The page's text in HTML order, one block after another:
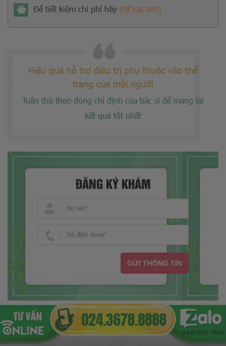
Để tiết kiệm chi phí hãy [ĐỂ LẠI SĐT]
Hiệu quả hỗ trợ điều trị phụ thuộc vào thể
trạng của mỗi người
Tuân thủ theo đúng chỉ định của bác sĩ để mang lại
kết quả tốt nhất
ĐĂNG KÝ KHÁM
GỬI THÔNG TIN
CÓ THỂ BẠN QUAN TÂM